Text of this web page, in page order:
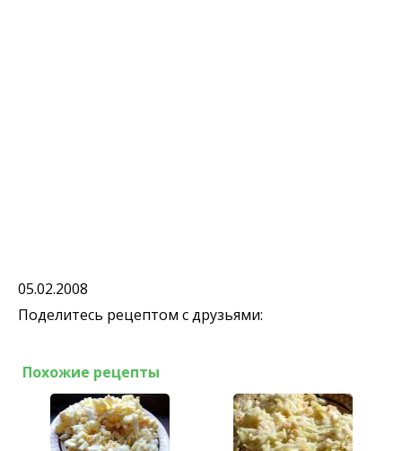
05.02.2008
Поделитесь рецептом с друзьями:
Похожие рецепты